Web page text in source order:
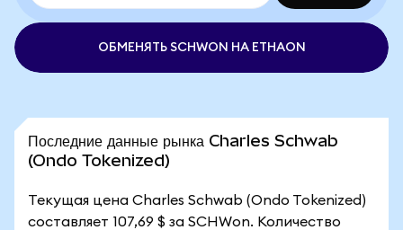
ОБМЕНЯТЬ SCHWON НА ETHAON
Последние данные рынка Charles Schwab
(Ondo Tokenized)
Текущая цена Charles Schwab (Ondo Tokenized)
составляет 107,69 $ за SCHWon. Количество